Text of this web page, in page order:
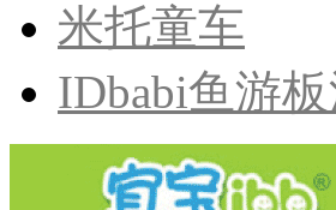
米托童车
IDbabi鱼游